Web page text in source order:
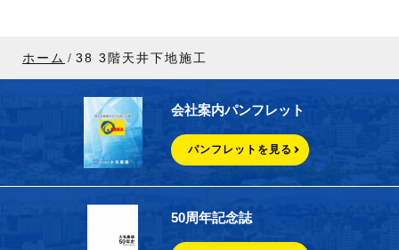
ホーム 38 3階天井下地施工
会社案内パンフレット
パンフレットを見る
50周年記念誌